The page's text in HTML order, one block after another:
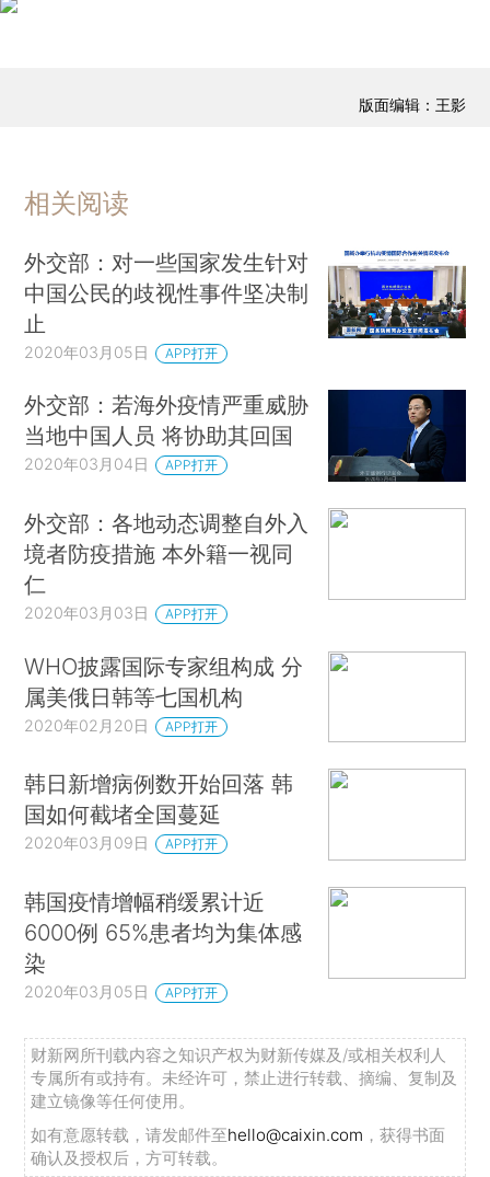
版面编辑：王影
相关阅读
外交部：对一些国家发生针对
中国公民的歧视性事件坚决制
止
2020年03月05日 APP打开
外交部：若海外疫情严重威胁
当地中国人员 将协助其回国
2020年03月04日 APP打开
外交部：各地动态调整自外入
境者防疫措施 本外籍一视同
仁
2020年03月03日 APP打开
WHO披露国际专家组构成 分
属美俄日韩等七国机构
2020年02月20日 APP打开
韩日新增病例数开始回落 韩
国如何截堵全国蔓延
2020年03月09日 APP打开
韩国疫情增幅稍缓累计近
6000例 65%患者均为集体感
染
2020年03月05日 APP打开
财新网所刊载内容之知识产权为财新传媒及/或相关权利人
专属所有或持有。未经许可，禁止进行转载、摘编、复制及
建立镜像等任何使用。
如有意愿转载，请发邮件至hello@caixin.com ，获得书面
确认及授权后，方可转载。